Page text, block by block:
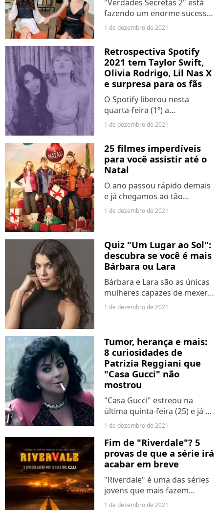
"Verdades Secretas 2" está
fazendo um enorme sucesso
de público e trazendo várias
da novela mostra o que
aconteceu com alguns dos
protagonistas do primeiro...
1 de dezembro de 2021
Retrospectiva Spotify
2021 tem Taylor Swift,
Olivia Rodrigo, Lil Nas X
e surpresa para os fãs
O Spotify liberou nesta
quarta-feira (1º) a
Retrospectiva 2021, com os
que mais fizeram sucesso na
plataforma. De Taylor Swift à
Lil Nas X, passando por...
1 de dezembro de 2021
25 filmes imperdíveis
para você assistir até o
Natal
O ano passou rápido demais
e já chegamos ao tão
esperado mês de dezembro,
Então é Natal e o que você
fez? Não sabemos sobre
vocês,...
1 de dezembro de 2021
Quiz "Um Lugar ao Sol":
descubra se você é mais
Bárbara ou Lara
Bárbara e Lara são as únicas
mulheres capazes de mexer
com os instintos de Christian
ricaça para viver a vida que
sempre sonhou,...
1 de dezembro de 2021
Tumor, herança e mais:
8 curiosidades de
Patrizia Reggiani que
"Casa Gucci" não
mostrou
"Casa Gucci" estreou na
última quinta-feira (25) e já é
um grande sucesso de
Lady Gaga e Adam Driver, o
longa se baseia em livro de
mesmo nome e conta...
1 de dezembro de 2021
Fim de "Riverdale"? 5
provas de que a série irá
acabar em breve
"Riverdale" é uma das séries
jovens que mais fazem
sucesso e detém uma
1 de dezembro de 2021